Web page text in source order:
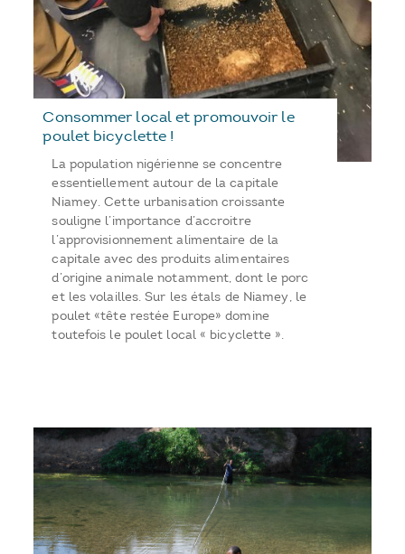
Consommer local et promouvoir le
poulet bicyclette !
La population nigérienne se concentre
essentiellement autour de la capitale
Niamey. Cette urbanisation croissante
souligne l’importance d’accroitre
l’approvisionnement alimentaire de la
capitale avec des produits alimentaires
d’origine animale notamment, dont le porc
et les volailles. Sur les étals de Niamey, le
poulet «tête restée Europe» domine
toutefois le poulet local « bicyclette ».